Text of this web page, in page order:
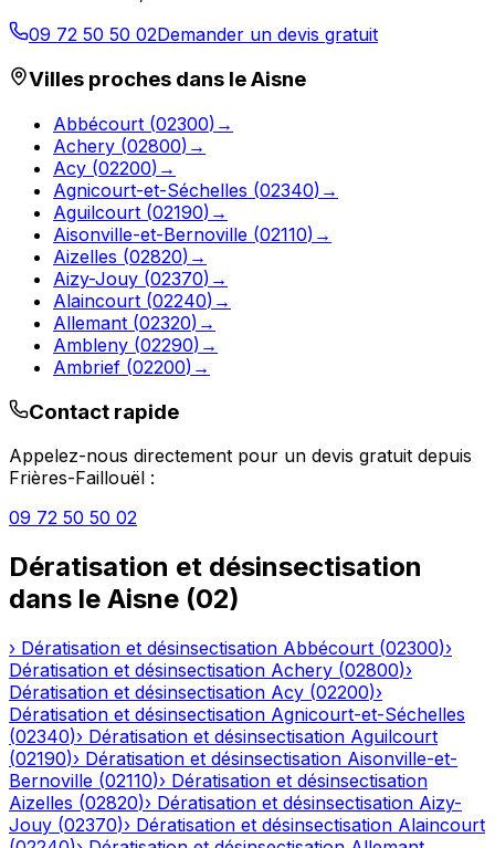
09 72 50 50 02Demander un devis gratuit
Villes proches dans leAisne
Abbécourt (02300) →
Achery (02800) →
Acy (02200) →
Agnicourt-et-Séchelles (02340) →
Aguilcourt (02190) →
Aisonville-et-Bernoville (02110) →
Aizelles (02820) →
Aizy-Jouy (02370) →
Alaincourt (02240) →
Allemant (02320) →
Ambleny (02290) →
Ambrief (02200) →
Contact rapide
Appelez-nous directement pour un devis gratuit depuis
Frières-Faillouël :
09 72 50 50 02
Dératisation et désinsectisation
dans le Aisne (02)
› Dératisation et désinsectisation Abbécourt (02300)›
Dératisation et désinsectisation Achery (02800)›
Dératisation et désinsectisation Acy (02200)›
Dératisation et désinsectisation Agnicourt-et-Séchelles
(02340)› Dératisation et désinsectisation Aguilcourt
(02190)› Dératisation et désinsectisation Aisonville-et-
Bernoville (02110)› Dératisation et désinsectisation
Aizelles (02820)› Dératisation et désinsectisation Aizy-
Jouy (02370)› Dératisation et désinsectisation Alaincourt